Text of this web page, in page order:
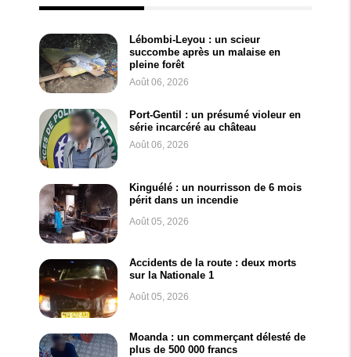
Lébombi-Leyou : un scieur
succombe après un malaise en
pleine forêt
Août 06, 2026
Port-Gentil : un présumé violeur en
série incarcéré au château
Août 06, 2026
Kinguélé : un nourrisson de 6 mois
périt dans un incendie
Août 05, 2026
Accidents de la route : deux morts
sur la Nationale 1
Août 05, 2026
Moanda : un commerçant délesté de
plus de 500 000 francs